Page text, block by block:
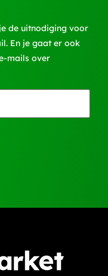
de uitnodiging voor
En je gaat er ook
mails over